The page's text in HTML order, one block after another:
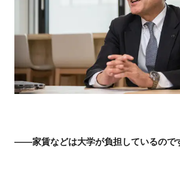
――家賃などは大学が負担しているので